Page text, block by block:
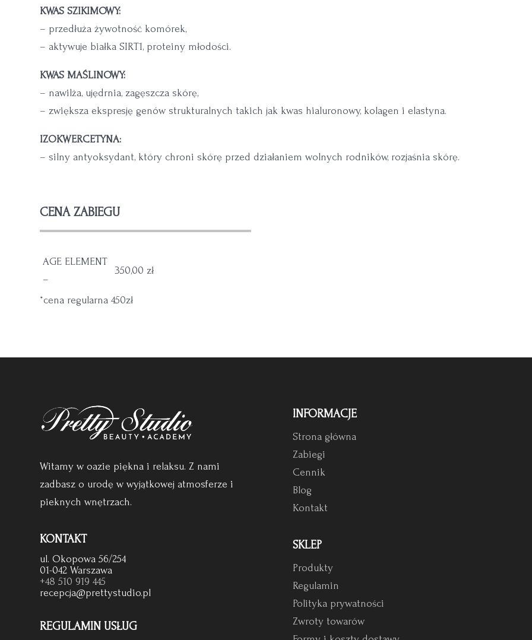
KWAS SZIKIMOWY:
– przedłuża żywotność komórek,
– aktywuje białka SIRT1, proteiny młodości.
KWAS MAŚLINOWY:
– nawilża, ujędrnia, zagęszcza skórę,
– zwiększa ekspresję genów strukturalnych takich jak kwas hialuronowy, kolagen i elastyna.
IZOKWERCETYNA:
– silny antyoksydant, który chroni skórę przed działaniem wolnych rodników, rozjaśnia skórę.
CENA ZABIEGU
AGE ELEMENT
–
350,00 zł
*cena regularna 450zł
Witamy w oazie piękna i relaksu. Z nami
zadbasz o urodę w wyjątkowej atmosferze i
pieknych wnętrzach.
KONTAKT
ul. Okopowa 56/254
01-042 Warszawa
+48 510 919 445
recepcja@prettystudio.pl
REGULAMIN USŁUG
INFORMACJE
Strona główna
Zabiegi
Cennik
Blog
Kontakt
SKLEP
Produkty
Regulamin
Polityka prywatności
Zwroty towarów